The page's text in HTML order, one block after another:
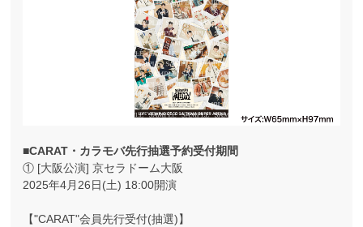
■CARAT・カラモバ先行抽選予約受付期間
① [大阪公演] 京セラドーム大阪
2025年4月26日(土) 18:00開演
【"CARAT"会員先行受付(抽選)】